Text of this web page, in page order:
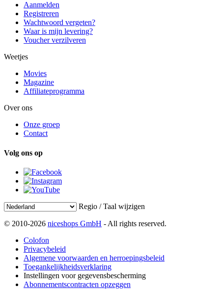
Aanmelden
Registreren
Wachtwoord vergeten?
Waar is mijn levering?
Voucher verzilveren
Weetjes
Movies
Magazine
Affiliateprogramma
Over ons
Onze groep
Contact
Volg ons op
Regio / Taal wijzigen
© 2010-2026 niceshops GmbH - All rights reserved.
Colofon
Privacybeleid
Algemene voorwaarden en herroepingsbeleid
Toegankelijkheidsverklaring
Instellingen voor gegevensbescherming
Abonnementscontracten opzeggen